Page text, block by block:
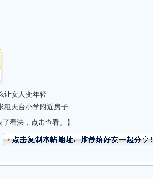
让女人变年轻
租天台小学附近房子
看法，点击查看。】